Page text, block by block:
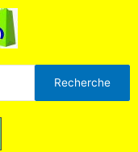
Recherche